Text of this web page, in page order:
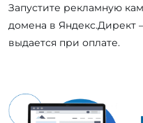
Запустите рекламную
домена в Яндекс.Директ
выдается при оплате.